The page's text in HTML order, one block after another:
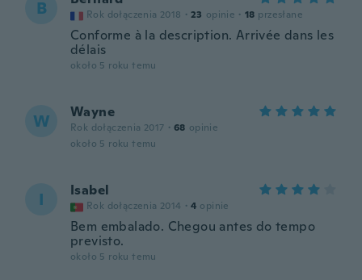
B Rok dołączenia 2018 · 23 opinie · 18 przesłane
Conforme à la description. Arrivée dans les
délais
około 5 roku temu
W Wayne
Rok dołączenia 2017 · 68 opinie
około 5 roku temu
I Isabel
Rok dołączenia 2014 · 4 opinie
Bem embalado. Chegou antes do tempo
previsto.
około 5 roku temu